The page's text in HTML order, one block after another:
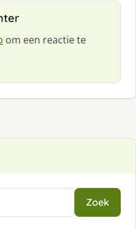
om een reactie te
Zoek